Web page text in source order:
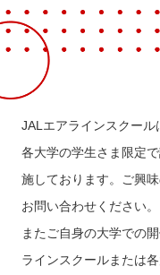
JALエアラインスクール
各大学の学生さま限定
施しております。ご興
お問い合わせください。
またご自身の大学での
ラインスクールまたは